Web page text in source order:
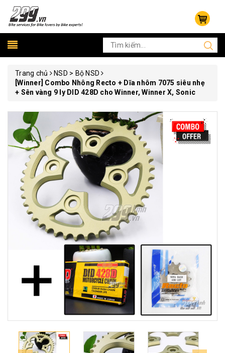
Trang chủ
NSD > Bộ NSD
[Winner] Combo Nhông Recto + Dĩa nhôm 7075 siêu nhẹ
+ Sên vàng 9 ly DID 428D cho Winner, Winner X, Sonic